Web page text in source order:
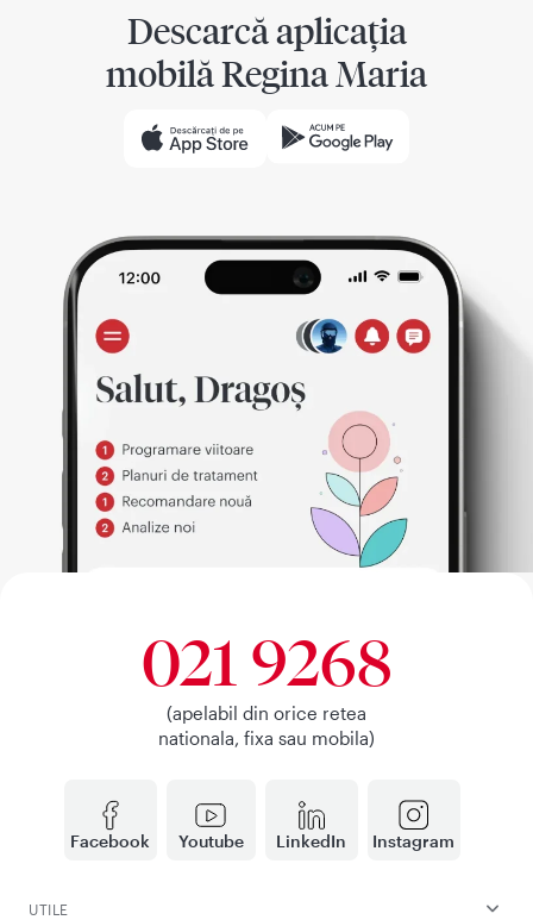
Descarcă aplicația
mobilă Regina Maria
Facebook Youtube LinkedIn Instagram
021 9268
(apelabil din orice retea
nationala, fixa sau mobila)
UTILE